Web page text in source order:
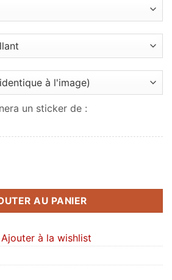
un sticker de :
AU PANIER
Ajouter à la wishlist